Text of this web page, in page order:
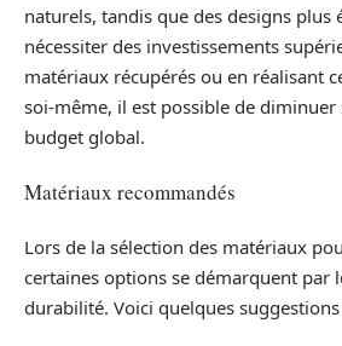
naturels, tandis que des designs plus
nécessiter des investissements
matériaux récupérés ou en réalisant
soi-même, il est possible de
budget global.
Matériaux recommandés
Lors de la sélection des matériaux
certaines options se démarquent par
durabilité. Voici quelques suggestions